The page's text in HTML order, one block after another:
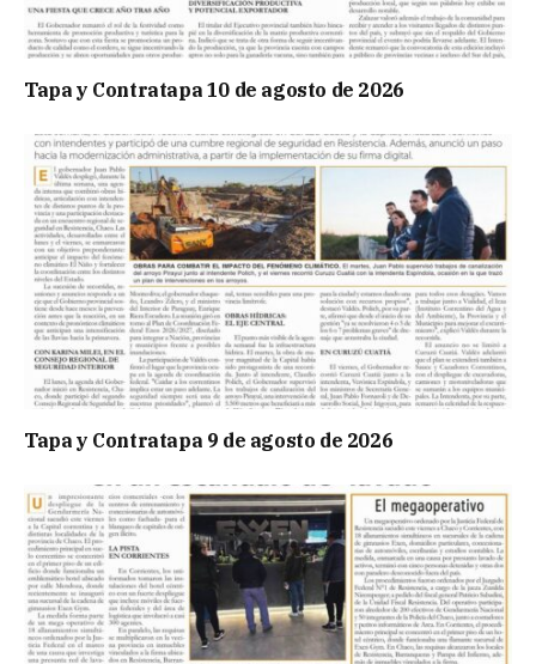
Tapa y Contratapa 10 de agosto de 2026
Tapa y Contratapa 9 de agosto de 2026